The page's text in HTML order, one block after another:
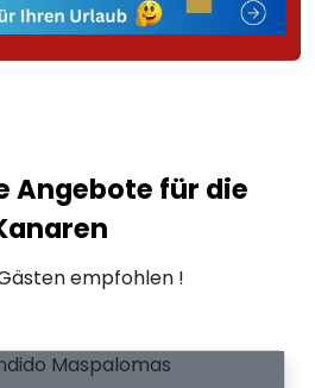
Angebote für die
empfohlen !